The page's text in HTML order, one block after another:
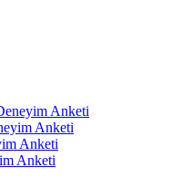
Anketi
Anketi
Anketi
Anketi